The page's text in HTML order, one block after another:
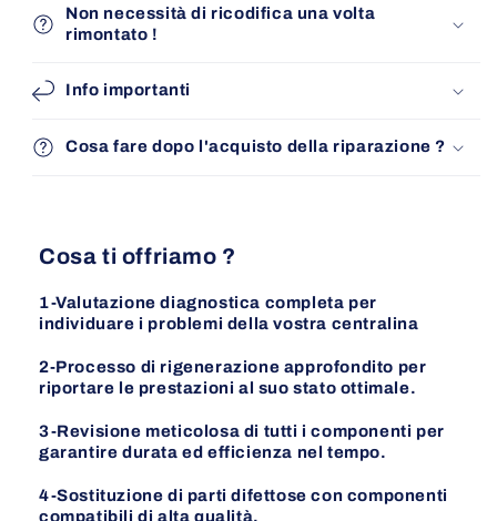
Non necessità di ricodifica una volta
rimontato !
Info importanti
Cosa fare dopo l'acquisto della riparazione ?
Cosa ti offriamo ?
1-Valutazione diagnostica completa per
individuare i problemi della vostra centralina
2-Processo di rigenerazione approfondito per
riportare le prestazioni al suo stato ottimale.
3-Revisione meticolosa di tutti i componenti per
garantire durata ed efficienza nel tempo.
4-Sostituzione di parti difettose con componenti
compatibili di alta qualità.